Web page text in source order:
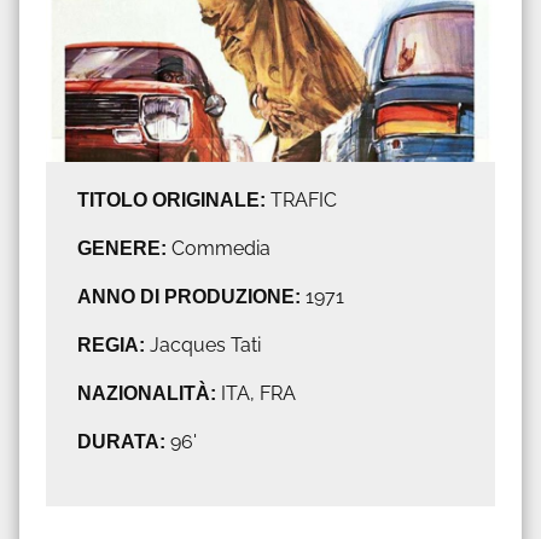
TITOLO ORIGINALE: TRAFIC
GENERE: Commedia
ANNO DI PRODUZIONE: 1971
REGIA: Jacques Tati
NAZIONALITÀ: ITA, FRA
DURATA: 96'